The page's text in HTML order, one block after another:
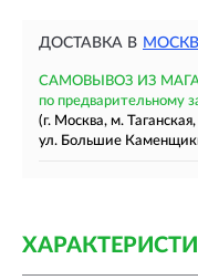
ДОСТАВКА В
САМОВЫВОЗ ИЗ
по предварительному
(г. Москва, м. Таганская,
ул. Большие